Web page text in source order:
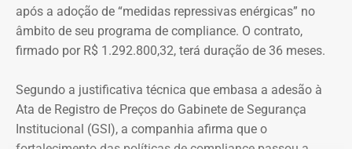
após a adoção de “medidas repressivas enérgicas” no
âmbito de seu programa de compliance. O contrato,
firmado por R$ 1.292.800,32, terá duração de 36 meses.
Segundo a justificativa técnica que embasa a adesão à
Ata de Registro de Preços do Gabinete de Segurança
Institucional (GSI), a companhia afirma que o